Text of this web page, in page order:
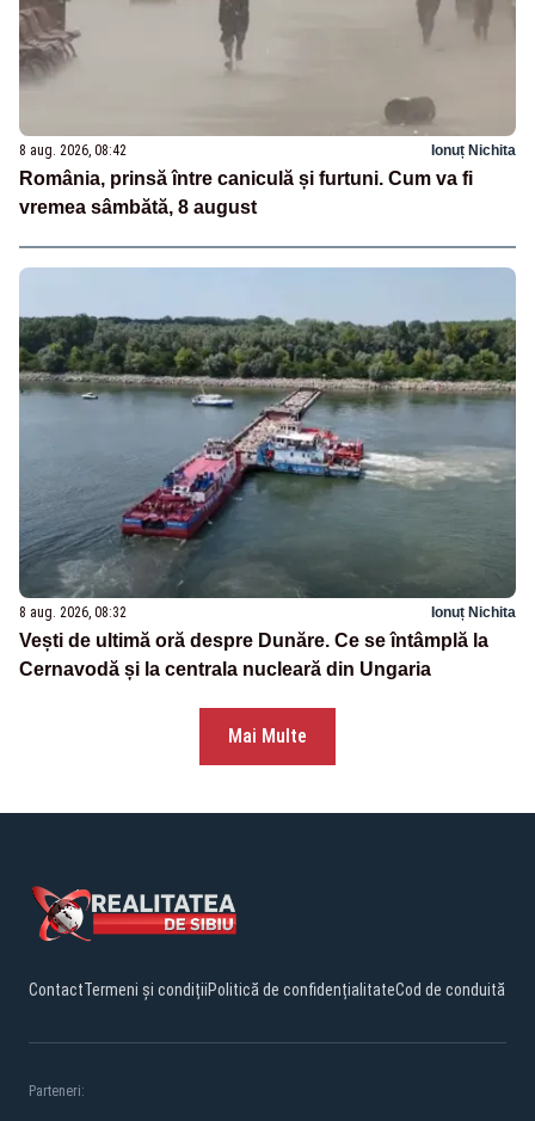
8 aug. 2026, 08:42 Ionuț Nichita
România, prinsă între caniculă și furtuni. Cum va fi
vremea sâmbătă, 8 august
8 aug. 2026, 08:32 Ionuț Nichita
Vești de ultimă oră despre Dunăre. Ce se întâmplă la
Cernavodă și la centrala nucleară din Ungaria
Mai Multe
ContactTermeni și condițiiPolitică de confidențialitateCod de conduită
Parteneri: